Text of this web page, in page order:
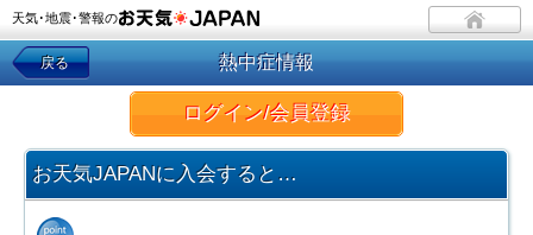
天気･地震･警報の
戻る 熱中症情報
ログイン/会員登録
お天気JAPANに入会すると…